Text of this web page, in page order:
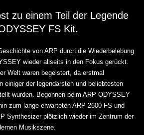
zu einem Teil der Legende
FS Kit.
von ARP durch die Wiederbelebung
wieder allseits in den Fokus gerückt.
Welt waren begeistert, da erstmal
einiger der legendärsten und beliebtesten
wurden. Begonnen beim ARP ODYSSEY
zum lange erwarteten ARP 2600 FS und
Synthesizer plötzlich wieder im Zentrum der
Musikszene.